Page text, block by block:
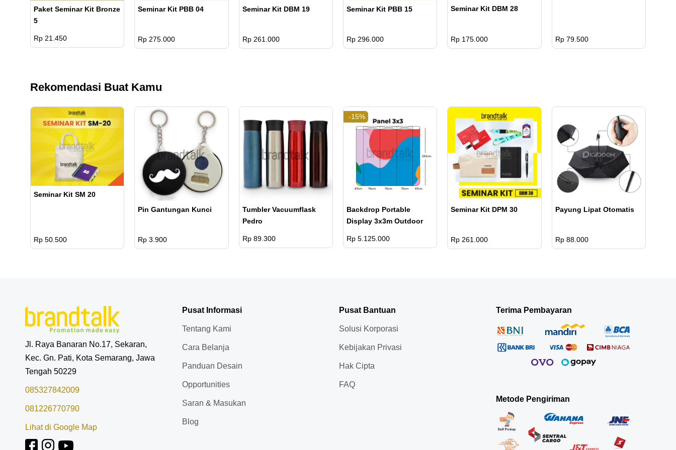
Paket Seminar Kit Bronze
5
Rp 21.450
Seminar Kit PBB 04
Rp 275.000
Seminar Kit DBM 19
Rp 261.000
Seminar Kit PBB 15
Rp 296.000
Seminar Kit DBM 28
Rp 175.000 Rp 79.500
Rekomendasi Buat Kamu
Seminar Kit SM 20
Rp 50.500
Pin Gantungan Kunci
Rp 3.900
Tumbler Vacuumflask
Pedro
Rp 89.300
-15%
Backdrop Portable
Display 3x3m Outdoor
Rp 5.125.000
Seminar Kit DPM 30
Rp 261.000
Payung Lipat Otomatis
Rp 88.000
Jl. Raya Banaran No.17, Sekaran,
Kec. Gn. Pati, Kota Semarang, Jawa
Tengah 50229
085327842009
081226770790
Lihat di Google Map
Pusat Informasi
Tentang Kami
Cara Belanja
Panduan Desain
Opportunities
Saran & Masukan
Blog
Pusat Bantuan
Solusi Korporasi
Kebijakan Privasi
Hak Cipta
FAQ
Terima Pembayaran
Metode Pengiriman